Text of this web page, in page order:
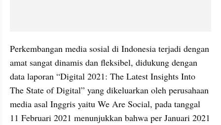
Perkembangan media sosial di Indonesia terjadi dengan
amat sangat dinamis dan fleksibel, didukung dengan
data laporan “Digital 2021: The Latest Insights Into
The State of Digital” yang dikeluarkan oleh perusahaan
media asal Inggris yaitu We Are Social, pada tanggal
11 Februari 2021 menunjukkan bahwa per Januari 2021